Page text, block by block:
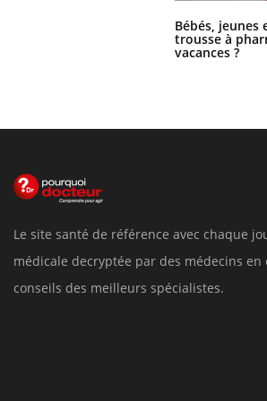
Bébés, jeunes
trousse à
vacances ?
Le site santé de référence avec chaque
médicale decryptée par des médecins en
conseils des meilleurs spécialistes.